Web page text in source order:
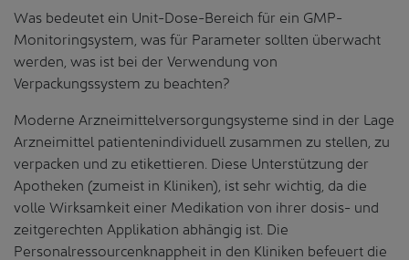
Was bedeutet ein Unit-Dose-Bereich für ein GMP-
Monitoringsystem, was für Parameter sollten überwacht
werden, was ist bei der Verwendung von
Verpackungssystem zu beachten?
Moderne Arzneimittelversorgungsysteme sind in der Lage
Arzneimittel patientenindividuell zusammen zu stellen, zu
verpacken und zu etikettieren. Diese Unterstützung der
Apotheken (zumeist in Kliniken), ist sehr wichtig, da die
volle Wirksamkeit einer Medikation von ihrer dosis- und
zeitgerechten Applikation abhängig ist. Die
Personalressourcenknappheit in den Kliniken befeuert die